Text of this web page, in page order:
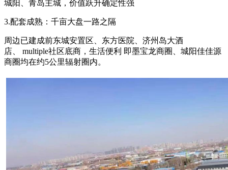
城阳、青岛主城，价值跃升确定性强
3.配套成熟：千亩大盘一路之隔
周边已建成前东城安置区、东方医院、济州岛大酒
店、 multiple社区底商，生活便利 即墨宝龙商圈、城阳佳佳源
商圈均在约5公里辐射圈内。